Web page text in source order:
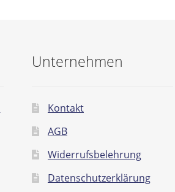
Unternehmen
Kontakt
AGB
Widerrufsbelehrung
Datenschutzerklärung